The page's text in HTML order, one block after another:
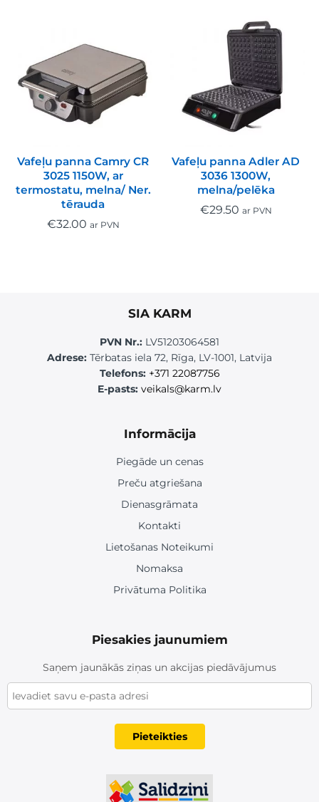
Vafeļu panna Camry CR
3025 1150W, ar
termostatu, melna/ Ner.
tērauda
€32.00 ar PVN
Vafeļu panna Adler AD
3036 1300W,
melna/pelēka
€29.50 ar PVN
SIA KARM
PVN Nr.: LV51203064581
Adrese: Tērbatas iela 72, Rīga, LV-1001, Latvija
Telefons: +371 22087756
E-pasts: veikals@karm.lv
Informācija
Piegāde un cenas
Preču atgriešana
Dienasgrāmata
Kontakti
Lietošanas Noteikumi
Nomaksa
Privātuma Politika
Piesakies jaunumiem
Saņem jaunākās ziņas un akcijas piedāvājumus
d
r
e
s
E
Pieteikties